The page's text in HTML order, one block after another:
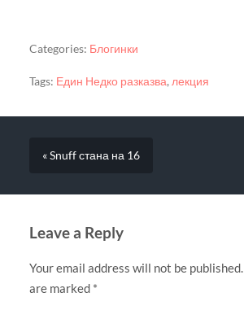
Categories: Блогинки
Tags: Един Недко разказва, лекция
« Snuff стана на 16
Leave a Reply
Your email address will not be published.
are marked *